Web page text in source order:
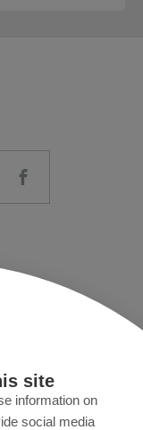
site
information on
social media